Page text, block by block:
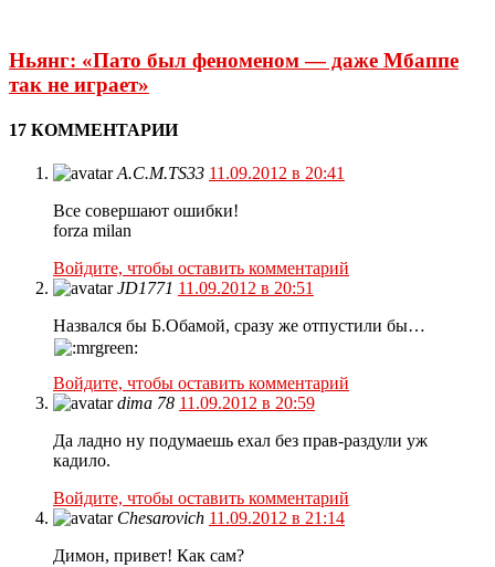
Ньянг: «Пато был феноменом — даже Мбаппе
так не играет»
17 КОММЕНТАРИИ
A.C.M.TS33 11.09.2012 в 20:41
Все совершают ошибки!
forza milan
Войдите, чтобы оставить комментарий
JD1771 11.09.2012 в 20:51
Назвался бы Б.Обамой, сразу же отпустили бы…
Войдите, чтобы оставить комментарий
dima 78 11.09.2012 в 20:59
Да ладно ну подумаешь ехал без прав-раздули уж
кадило.
Войдите, чтобы оставить комментарий
Chesarovich 11.09.2012 в 21:14
Димон, привет! Как сам?